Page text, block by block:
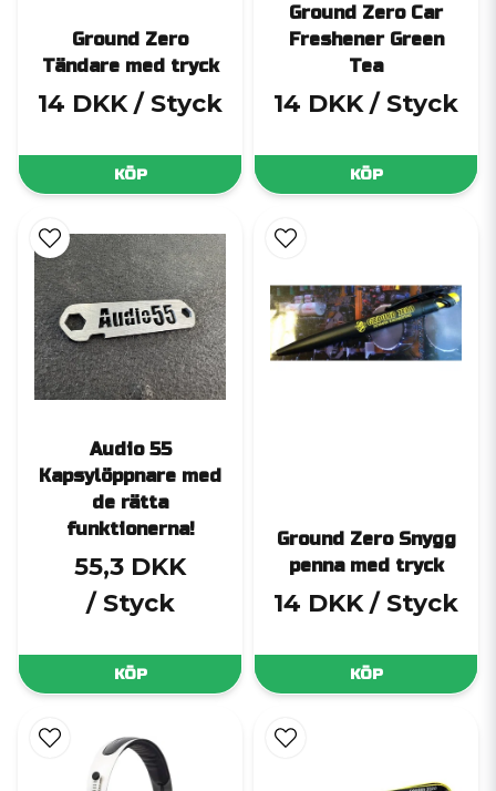
Ground Zero
Tändare med tryck
14 DKK / Styck
KÖP
Ground Zero Car
Freshener Green
Tea
14 DKK / Styck
KÖP
Audio 55
Kapsylöppnare med
de rätta
funktionerna!
55,3 DKK
/ Styck
KÖP
Ground Zero Snygg
penna med tryck
14 DKK / Styck
KÖP